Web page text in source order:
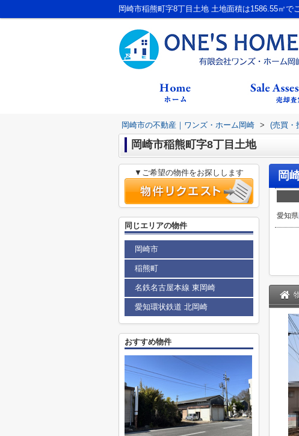
岡崎市稲熊町字8丁目土地 土地面積は1586.55㎡
岡崎市の不動産｜ワンズ・ホーム岡崎 > (売買・
岡崎市稲熊町字8丁目土地
岡
愛知県
▼ご希望の物件をお探しします
同じエリアの物件
岡崎市
稲熊町
名鉄名古屋本線 東岡崎
愛知環状鉄道 北岡崎
おすすめ物件